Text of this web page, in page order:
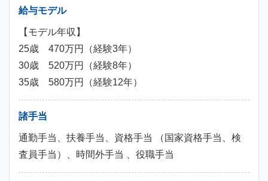
給与モデル
【モデル年収】
25歳 470万円（経験3年）
30歳 520万円（経験8年）
35歳 580万円（経験12年）
諸手当
通勤手当、扶養手当、資格手当 （国家資格手当、検
査員手当）、時間外手当 、役職手当